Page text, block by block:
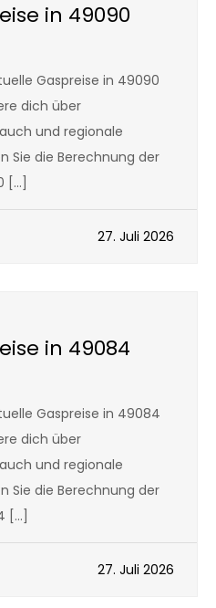
in 49090
Gaspreise in 49090
dich über
und regionale
Sie die Berechnung der
[…]
27. Juli 2026
in 49084
Gaspreise in 49084
dich über
und regionale
Sie die Berechnung der
[…]
27. Juli 2026